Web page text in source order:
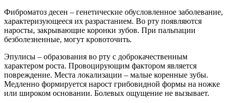
Фиброматоз десен – генетические обусловленное заболевание,
характеризующееся их разрастанием. Во рту появляются
наросты, закрывающие коронки зубов. При пальпации
безболезненные, могут кровоточить.
Эпулисы – образования во рту с доброкачественным
характером роста. Провоцирующим фактором является
повреждение. Места локализации – малые коренные зубы.
Медленно формируется нарост грибовидной формы на ножке
или широком основании. Болевых ощущение не вызывает.